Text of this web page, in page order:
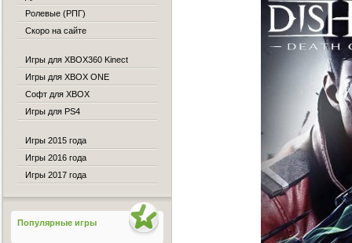
Ролевые (РПГ)
Скоро на сайте
Игры для XBOX360 Kinect
Игры для XBOX ONE
Софт для XBOX
Игры для PS4
Игры 2015 года
Игры 2016 года
Игры 2017 года
Популярные игры